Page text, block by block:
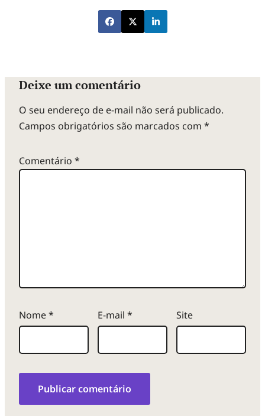
Deixe um comentário
O seu endereço de e-mail não será publicado.
Campos obrigatórios são marcados com *
Comentário *
Nome* E-mail * Site